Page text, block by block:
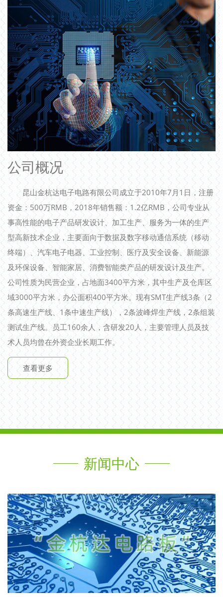
公司概况
昆山金杭达电子电路有限公司成立于2010年7月1日，注册
资金：500万RMB，2018年销售额：1.2亿RMB，公司专业从
事高性能的电子产品研发设计、加工生产、服务为一体的生产
型高新技术企业，主要面向于数据及数字移动通信系统（移动
终端）、汽车电子电器、工业控制、医疗及安全设备、新能源
及环保设备、智能家居、消费智能类产品的研发设计及生产。
公司性质为民营企业，占地面3400平方米，其中生产及仓库区
域3000平方米，办公面积400平方米。现有SMT生产线3条（2
条高速生产线、1条中速生产线），2条波峰焊生产线，2条组装
测试生产线。员工160余人，含研发20人，主要管理人员及技
术人员均曾在外资企业长期工作。
查看更多
新闻中心